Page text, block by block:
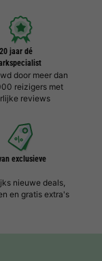
jaar dé
door meer dan
reizigers met
reviews
exclusieve
nieuwe deals,
en gratis extra's